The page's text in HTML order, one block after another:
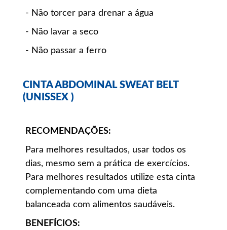
- Não torcer para drenar a água
- Não lavar a seco
- Não passar a ferro
CINTA ABDOMINAL SWEAT BELT
(UNISSEX )
RECOMENDAÇÕES:
Para melhores resultados, usar todos os
dias, mesmo sem a prática de exercícios.
Para melhores resultados utilize esta cinta
complementando com uma dieta
balanceada com alimentos saudáveis.
BENEFÍCIOS: